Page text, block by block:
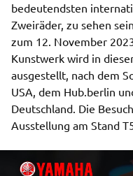
bedeutendsten
Zweiräder, zu sehen
zum 12. November
Kunstwerk wird in
ausgestellt, nach dem
USA, dem Hub.berlin
Deutschland. Die
Ausstellung am Stand